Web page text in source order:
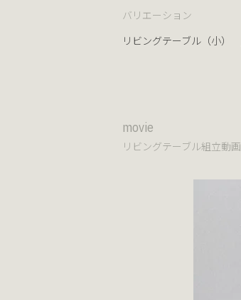
バリエーション
リビングテーブル（小）
movie
リビングテーブル組立動画